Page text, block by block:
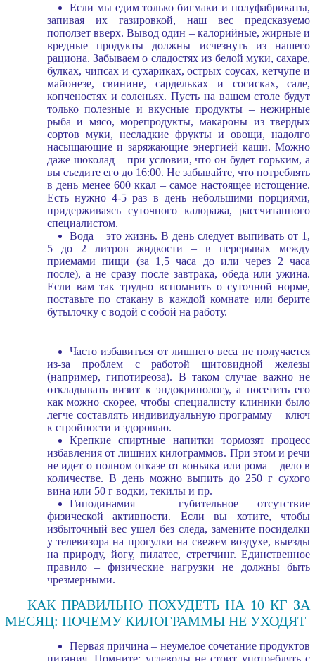
Если мы едим только бигмаки и полуфабрикаты,
запивая их газировкой, наш вес предсказуемо
поползет вверх. Вывод один – калорийные, жирные и
вредные продукты должны исчезнуть из нашего
рациона. Забываем о сладостях из белой муки, сахаре,
булках, чипсах и сухариках, острых соусах, кетчупе и
майонезе, свинине, сардельках и сосисках, сале,
копченостях и соленьях. Пусть на вашем столе будут
только полезные и вкусные продукты – нежирные
рыба и мясо, морепродукты, макароны из твердых
сортов муки, несладкие фрукты и овощи, надолго
насыщающие и заряжающие энергией каши. Можно
даже шоколад – при условии, что он будет горьким, а
вы съедите его до 16:00. Не забывайте, что потреблять
в день менее 600 ккал – самое настоящее истощение.
Есть нужно 4-5 раз в день небольшими порциями,
придерживаясь суточного калоража, рассчитанного
специалистом.
Вода – это жизнь. В день следует выпивать от 1,
5 до 2 литров жидкости – в перерывах между
приемами пищи (за 1,5 часа до или через 2 часа
после), а не сразу после завтрака, обеда или ужина.
Если вам так трудно вспомнить о суточной норме,
поставьте по стакану в каждой комнате или берите
бутылочку с водой с собой на работу.
Часто избавиться от лишнего веса не получается
из-за проблем с работой щитовидной железы
(например, гипотиреоза). В таком случае важно не
откладывать визит к эндокринологу, а посетить его
как можно скорее, чтобы специалисту клиники было
легче составлять индивидуальную программу – ключ
к стройности и здоровью.
Крепкие спиртные напитки тормозят процесс
избавления от лишних килограммов. При этом и речи
не идет о полном отказе от коньяка или рома – дело в
количестве. В день можно выпить до 250 г сухого
вина или 50 г водки, текилы и пр.
Гиподинамия – губительное отсутствие
физической активности. Если вы хотите, чтобы
избыточный вес ушел без следа, замените посиделки
у телевизора на прогулки на свежем воздухе, выезды
на природу, йогу, пилатес, стретчинг. Единственное
правило – физические нагрузки не должны быть
чрезмерными.
КАК ПРАВИЛЬНО ПОХУДЕТЬ НА 10 КГ ЗА
МЕСЯЦ: ПОЧЕМУ КИЛОГРАММЫ НЕ УХОДЯТ
Первая причина – неумелое сочетание продуктов
питания. Помните: углеводы не стоит употреблять с